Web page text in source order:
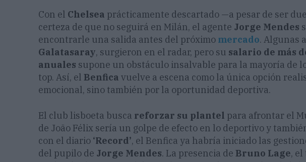
Con el Chelsea prácticamente descartado —a pesar de ser
certeza de que no seguirá en Milán, el agente Jorge Mendes
encontrarle una salida antes del próximo mercado. Algunas
Galatasaray, surgieron en el radar, pero su salario de más
anuales supone un obstáculo insalvable para la mayoría de
top. Así, el Benfica vuelve a escena como la única opción
emocional, sino también por la oportunidad deportiva.
El club lisboeta busca reforzar su plantel para afrontar el
de João Félix sería un golpe de efecto en lo deportivo y
con el diario ‘Record’, el Benfica ya habría iniciado las
del pupilo de Jorge Mendes. La presencia de Bruno Lage,